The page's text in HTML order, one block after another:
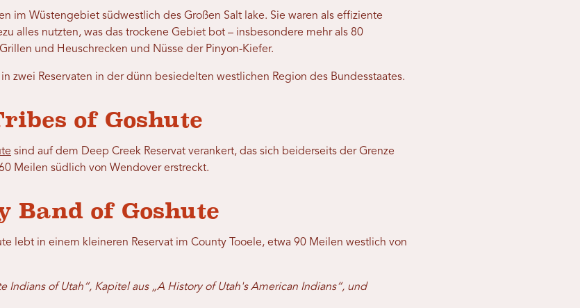
im Wüstengebiet südwestlich des Großen Salt lake. Sie waren als effiziente
alles nutzten, was das trockene Gebiet bot – insbesondere mehr als 80
und Heuschrecken und Nüsse der Pinyon-Kiefer.
zwei Reservaten in der dünn besiedelten westlichen Region des Bundesstaates.
of Goshute
sind auf dem Deep Creek Reservat verankert, das sich beiderseits der Grenze
Meilen südlich von Wendover erstreckt.
Band of Goshute
lebt in einem kleineren Reservat im County Tooele, etwa 90 Meilen westlich von
Indians of Utah“, Kapitel aus „A History of Utah's American Indians“, und